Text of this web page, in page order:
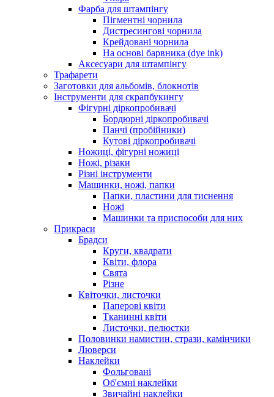
Фарба для штампінгу
Пігментні чорнила
Дистресингові чорнила
Крейдовані чорнила
На основі барвника (dye ink)
Аксесуари для штампінгу
Трафарети
Заготовки для альбомів, блокнотів
Інструменти для скрапбукингу
Фігурні діркопробивачі
Бордюрні діркопробивачі
Панчі (пробійники)
Кутові діркопробивачі
Ножиці, фігурні ножиці
Ножі, різаки
Різні інструменти
Машинки, ножі, папки
Папки, пластини для тиснення
Ножі
Машинки та приспособи для них
Прикраси
Брадси
Круги, квадрати
Квіти, флора
Свята
Різне
Квіточки, листочки
Паперові квіти
Тканинні квіти
Листочки, пелюстки
Половинки намистин, стрази, камінчики
Люверси
Наклейки
Фольговані
Об'ємні наклейки
Звичайні наклейки